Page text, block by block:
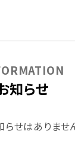
知らせ
らせはありませ